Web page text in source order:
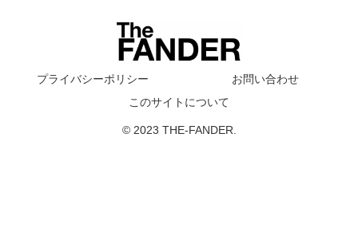
プライバシーポリシー
お問い合わせ
このサイトについて
© 2023 THE-FANDER.